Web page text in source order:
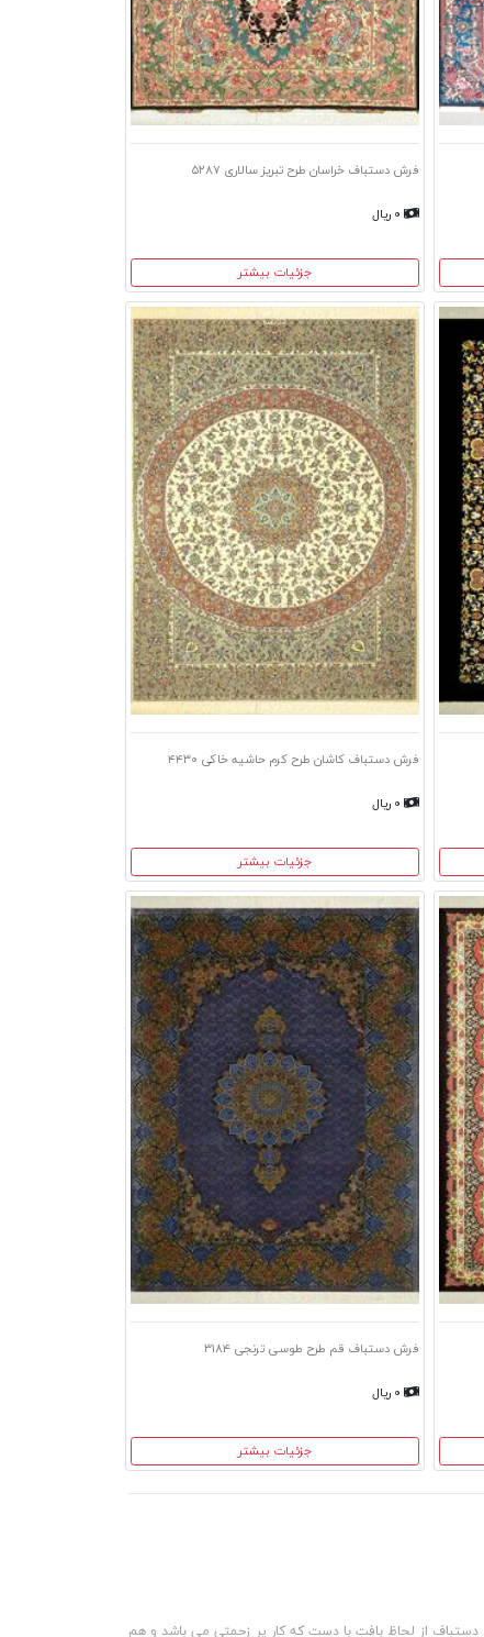
فرش دستباف خراسان طرح تبریز سالاری ۵۲۸۷
جزئیات بیشتر
فرش دستباف کاشان طرح کرم حاشیه خاکی ۴۴۳۰
جزئیات بیشتر
فرش دستباف قم طرح طوسی ترنجی ۳۱۸۴
جزئیات بیشتر
دستباف از لحاظ بافت با دست که کار پر زحمتی می باشد و هم